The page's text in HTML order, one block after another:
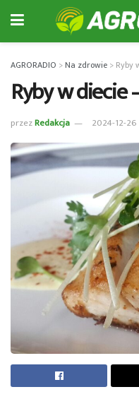
AGRORADIO >Na zdrowie > Ryby
Ryby w diecie
przezRedakcja 2024-12-26